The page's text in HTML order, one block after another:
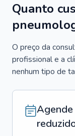
Quanto
O preço da
profissional e a
nenhum tipo de
Agende